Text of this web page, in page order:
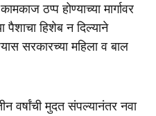
ठप्प होण्याच्या मार्गावर
पैशाचा हिशेब न दिल्याने
सरकारच्या महिला व बाल
वर्षांची मुदत संपल्यानंतर नवा